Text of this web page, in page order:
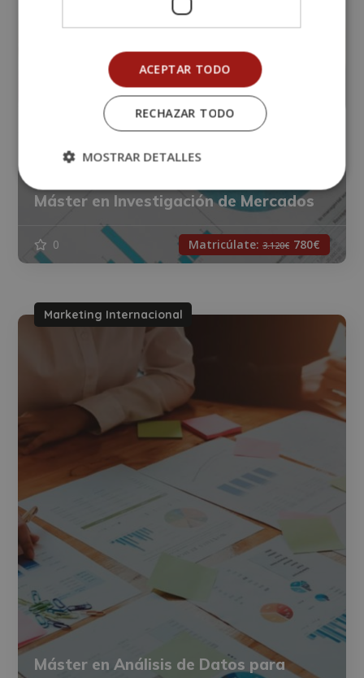
Máster en Investigación de Mercados
0 Matricúlate: 3.120€ 780€
Marketing Internacional
Máster en Análisis de Datos para
ACEPTAR TODO
RECHAZAR TODO
MOSTRAR DETALLES